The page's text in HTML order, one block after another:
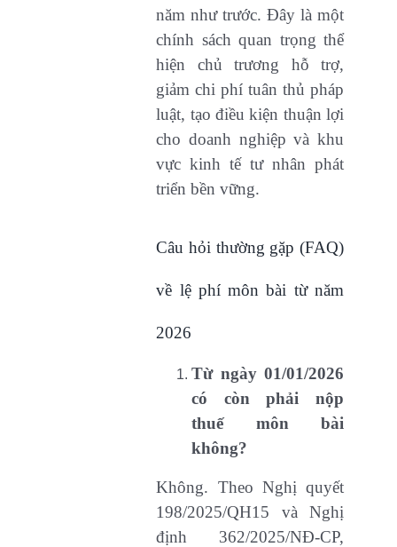
năm như trước. Đây là một
chính sách quan trọng thể
hiện chủ trương hỗ trợ,
giảm chi phí tuân thủ pháp
luật, tạo điều kiện thuận lợi
cho doanh nghiệp và khu
vực kinh tế tư nhân phát
triển bền vững.
Câu hỏi thường gặp (FAQ)
về lệ phí môn bài từ năm
2026
Từ ngày 01/01/2026
có còn phải nộp
thuế môn bài
không?
Không. Theo Nghị quyết
198/2025/QH15 và Nghị
định 362/2025/NĐ-CP,